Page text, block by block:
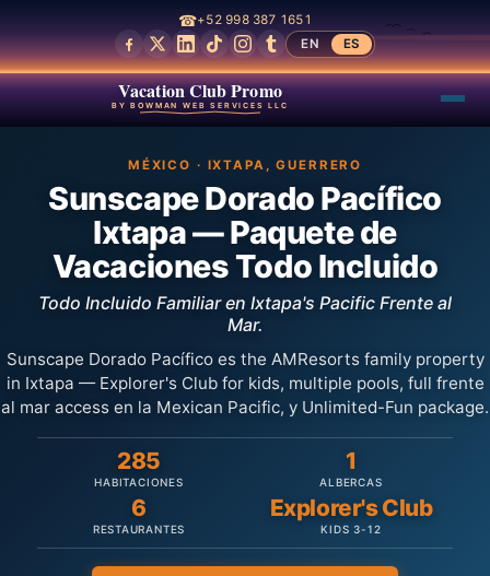
☎+52 998 387 1651
EN
ES
Vacation Club Promo
BY BOWMAN WEB SERVICES LLC
MÉXICO · IXTAPA, GUERRERO
Sunscape Dorado Pacífico
Ixtapa — Paquete de
Vacaciones Todo Incluido
Todo Incluido Familiar en Ixtapa's Pacific Frente al
Mar.
Sunscape Dorado Pacífico es the AMResorts family property
in Ixtapa — Explorer's Club for kids, multiple pools, full frente
al mar access en la Mexican Pacific, y Unlimited-Fun package.
285
HABITACIONES
1
ALBERCAS
6
RESTAURANTES
Explorer's Club
KIDS 3-12